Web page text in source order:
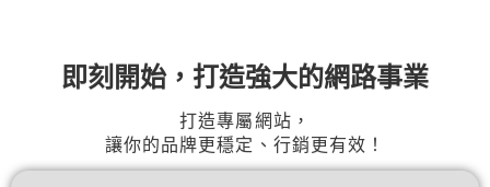
即刻開始，打造強大的網路事業
打造專屬網站，
讓你的品牌更穩定、行銷更有效！